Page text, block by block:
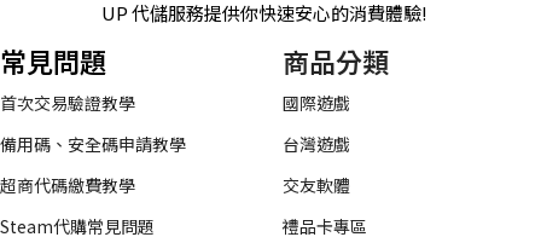
UP 代儲服務提供你快速安心的消費體驗!
常見問題
首次交易驗證教學
備用碼、安全碼申請教學
超商代碼繳費教學
Steam代購常見問題
商品分類
國際遊戲
台灣遊戲
交友軟體
禮品卡專區